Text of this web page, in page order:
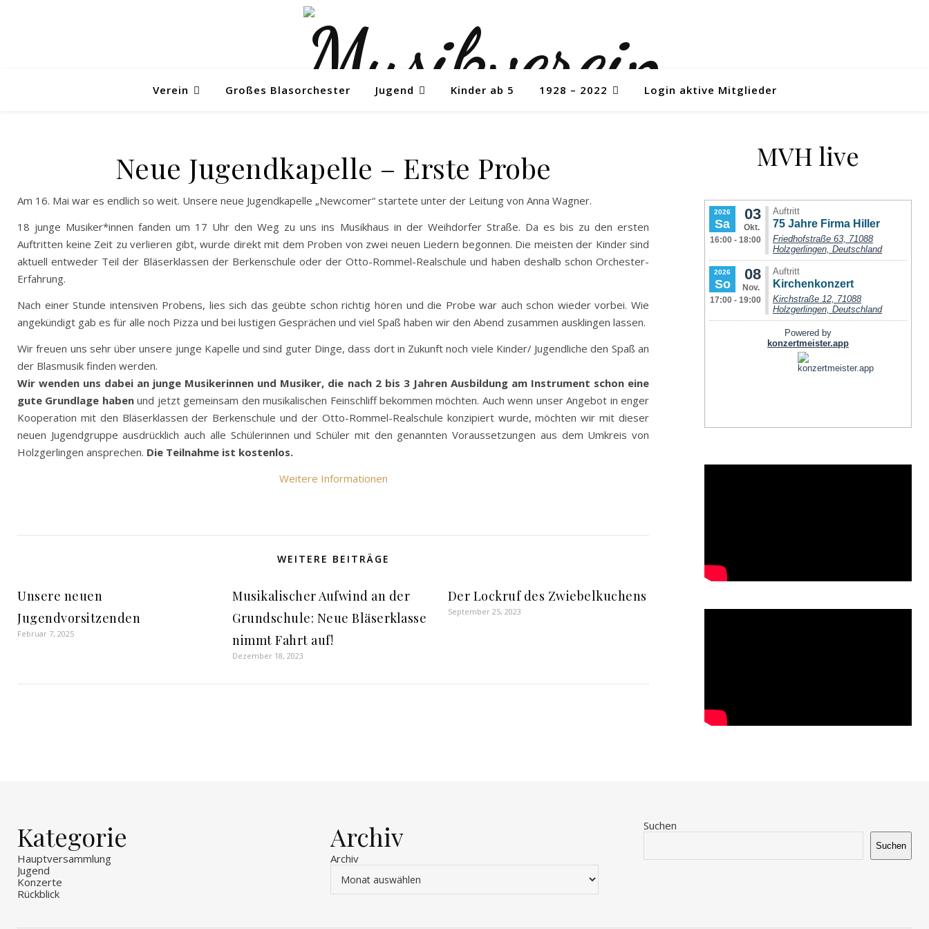
Verein Großes Blasorchester Jugend Kinder ab 5 1928 – 2022 Login aktive Mitglieder
Neue Jugendkapelle – Erste Probe
Am 16. Mai war es endlich so weit. Unsere neue Jugendkapelle „Newcomer“ startete unter der Leitung von Anna Wagner.
18 junge Musiker*innen fanden um 17 Uhr den Weg zu uns ins Musikhaus in der Weihdorfer Straße. Da es bis zu den ersten
Auftritten keine Zeit zu verlieren gibt, wurde direkt mit dem Proben von zwei neuen Liedern begonnen. Die meisten der Kinder sind
aktuell entweder Teil der Bläserklassen der Berkenschule oder der Otto-Rommel-Realschule und haben deshalb schon Orchester-
Erfahrung.
Nach einer Stunde intensiven Probens, lies sich das geübte schon richtig hören und die Probe war auch schon wieder vorbei. Wie
angekündigt gab es für alle noch Pizza und bei lustigen Gesprächen und viel Spaß haben wir den Abend zusammen ausklingen lassen.
Wir freuen uns sehr über unsere junge Kapelle und sind guter Dinge, dass dort in Zukunft noch viele Kinder/ Jugendliche den Spaß an
der Blasmusik finden werden.
Wir wenden uns dabei an junge Musikerinnen und Musiker, die nach 2 bis 3 Jahren Ausbildung am Instrument schon eine
gute Grundlage habenund jetzt gemeinsam den musikalischen Feinschliff bekommen möchten. Auch wenn unser Angebot in enger
Kooperation mit den Bläserklassen der Berkenschule und der Otto-Rommel-Realschule konzipiert wurde, möchten wir mit dieser
neuen Jugendgruppe ausdrücklich auch alle Schülerinnen und Schüler mit den genannten Voraussetzungen aus dem Umkreis von
Holzgerlingen ansprechen. Die Teilnahme ist kostenlos.
Weitere Informationen
WEITERE BEITRÄGE
Unsere neuen
Jugendvorsitzenden
Februar 7, 2025
Musikalischer Aufwind an der
Grundschule: Neue Bläserklasse
nimmt Fahrt auf!
Dezember 18, 2023
Der Lockruf des Zwiebelkuchens
September 25, 2023
MVH live
Kategorie
Hauptversammlung
Jugend
Konzerte
Rückblick
Archiv
Archiv
Suchen
Suchen